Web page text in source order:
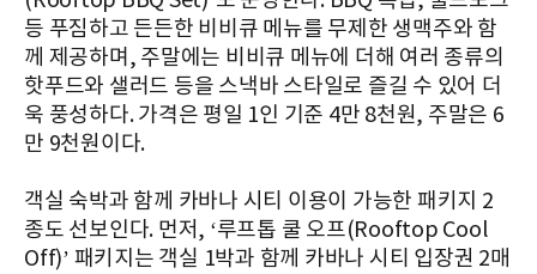
등 푸짐하고 든든한 비비큐 메뉴를 무제한 생맥주와 함
께 제공하며, 주말에는 비비큐 메뉴에 더해 여러 종류의
핫푸드와 샐러드 등을 스낵바 스타일로 즐길 수 있어 더
욱 풍성하다. 가격은 평일 1인 기준 4만 8천원, 주말은 6
만 9천원이다.
객실 숙박과 함께 카바나 시티 이용이 가능한 패키지 2
종도 선보인다. 먼저, ‘루프톱 쿨 오프(Rooftop Cool
Off)’ 패키지는 객실 1박과 함께 카바나 시티 입장권 2매